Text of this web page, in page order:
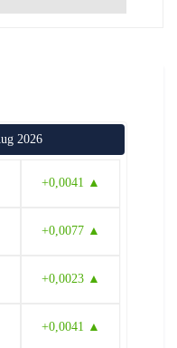
2026
+0,0041 ▲
+0,0077 ▲
+0,0023 ▲
+0,0041 ▲